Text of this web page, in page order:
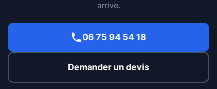
arrive.
06 75 94 54 18
Demander un devis